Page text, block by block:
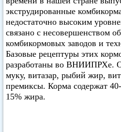
экструдированные
недостаточно высоким
связано с несовершенством
комбикормовых заводов и
Базовые рецептуры этих
разработаны во ВНИИПРХе.
муку, витазар, рыбий жир,
премиксы. Корма содержат
15% жира.